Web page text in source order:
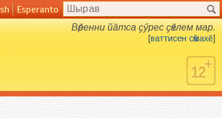
Esperanto
Вӗренни йӑтса ҫӳрес ҫӗклем мар.
[ваттисен сӑмахӗ]